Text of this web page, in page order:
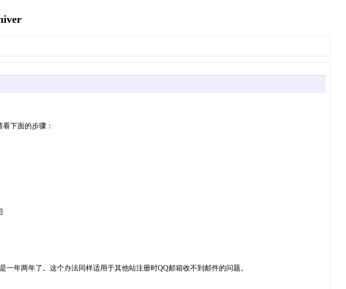
下面的步骤：
年两年了。这个办法同样适用于其他站注册时QQ邮箱收不到邮件的问题。